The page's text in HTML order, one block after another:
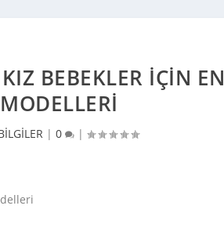
BEBEKLER İÇIN EN
| 0 |